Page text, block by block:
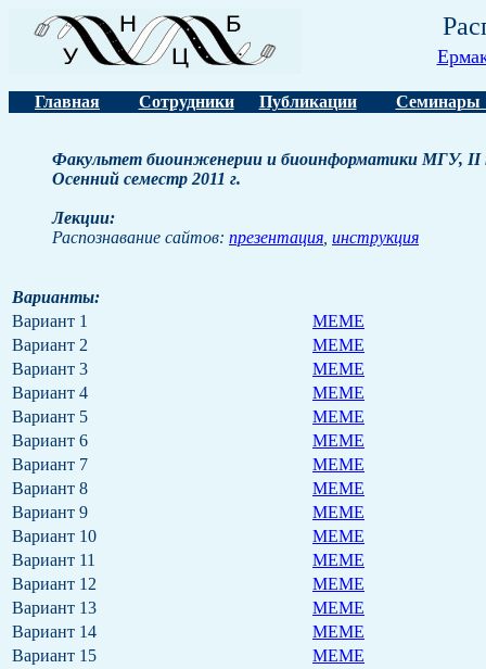
Главная Сотрудники Публикации Семинары
Факультет биоинженерии и биоинформатики МГУ, II
Осенний семестр 2011 г.
Лекции:
Распознавание сайтов: презентация инструкция
Варианты:
Вариант 1
MEME
Вариант 2
MEME
Вариант 3
MEME
Вариант 4
MEME
Вариант 5
MEME
Вариант 6
MEME
Вариант 7
MEME
Вариант 8
MEME
Вариант 9
MEME
Вариант 10
MEME
Вариант 11
MEME
Вариант 12
MEME
Вариант 13
MEME
Вариант 14
MEME
Вариант 15
MEME